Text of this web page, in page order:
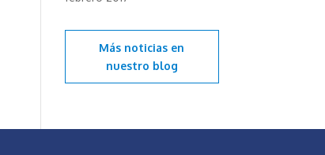
Más noticias en
nuestro blog